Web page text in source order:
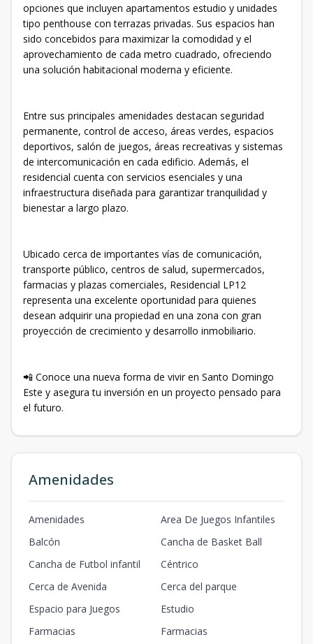
opciones que incluyen apartamentos estudio y unidades
tipo penthouse con terrazas privadas. Sus espacios han
sido concebidos para maximizar la comodidad y el
aprovechamiento de cada metro cuadrado, ofreciendo
una solución habitacional moderna y eficiente.
Entre sus principales amenidades destacan seguridad
permanente, control de acceso, áreas verdes, espacios
deportivos, salón de juegos, áreas recreativas y sistemas
de intercomunicación en cada edificio. Además, el
residencial cuenta con servicios esenciales y una
infraestructura diseñada para garantizar tranquilidad y
bienestar a largo plazo.
Ubicado cerca de importantes vías de comunicación,
transporte público, centros de salud, supermercados,
farmacias y plazas comerciales, Residencial LP12
representa una excelente oportunidad para quienes
desean adquirir una propiedad en una zona con gran
proyección de crecimiento y desarrollo inmobiliario.
📲 Conoce una nueva forma de vivir en Santo Domingo
Este y asegura tu inversión en un proyecto pensado para
el futuro.
Amenidades
Amenidades
Area De Juegos Infantiles
Balcón
Cancha de Basket Ball
Cancha de Futbol infantil
Céntrico
Cerca de Avenida
Cerca del parque
Espacio para Juegos
Estudio
Farmacias
Farmacias